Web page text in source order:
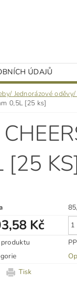
ÚDAJŮ
Jednorázové oděvy/
0,5L [25 ks]
[25
Kč
Tisk